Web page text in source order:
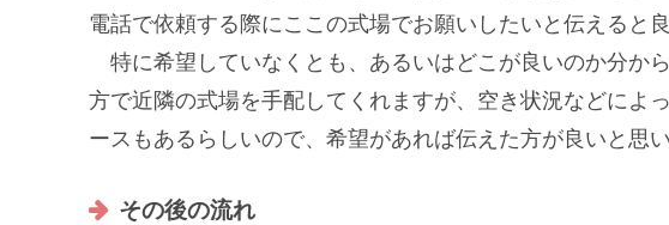
電話で依頼する際にここの式場でお願いしたいと伝えると
特に希望していなくとも、あるいはどこが良いのか分か
方で近隣の式場を手配してくれますが、空き状況などによ
ースもあるらしいので、希望があれば伝えた方が良いと思い
その後の流れ